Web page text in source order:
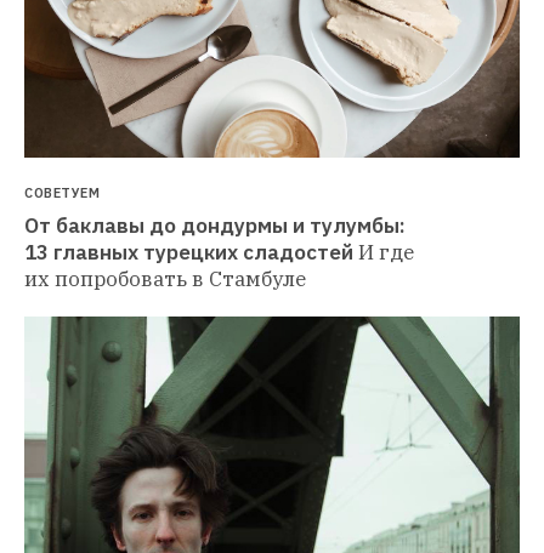
СОВЕТУЕМ
От баклавы до дондурмы и тулумбы:
13 главных турецких сладостей И где
их попробовать в Стамбуле